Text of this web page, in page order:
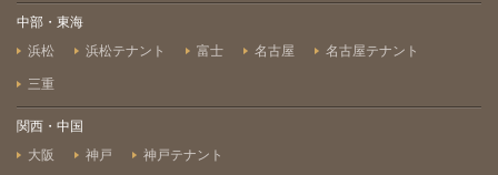
中部・東海
浜松
浜松テナント 富士 名古屋 名古屋テナント
三重
関西・中国
大阪
神戸 神戸テナント